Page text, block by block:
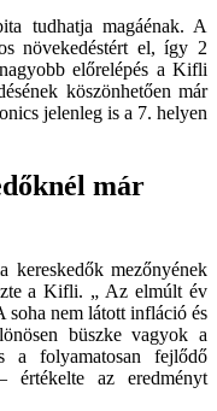
tudhatja magáénak. A
növekedéstért el, így 2
előrelépés a Kifli
köszönhetően már
jelenleg is a 7. helyen
már
kereskedők mezőnyének
a Kifli. „ Az elmúlt év
nem látott infláció és
büszke vagyok a
a folyamatosan fejlődő
értékelte az eredményt